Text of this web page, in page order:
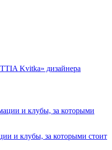
Kvitka» дизайнера
и клубы, за которыми стоит